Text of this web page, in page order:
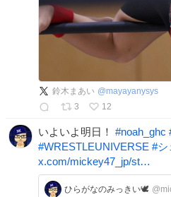
鈴木まあい @mayayanysys
3
12
いよいよ明日！ #noah_ghc
#WRESTLEUNIVERSE #シ
x.com/mickey47_jp/st…
ひらがなのみっきい🕊️